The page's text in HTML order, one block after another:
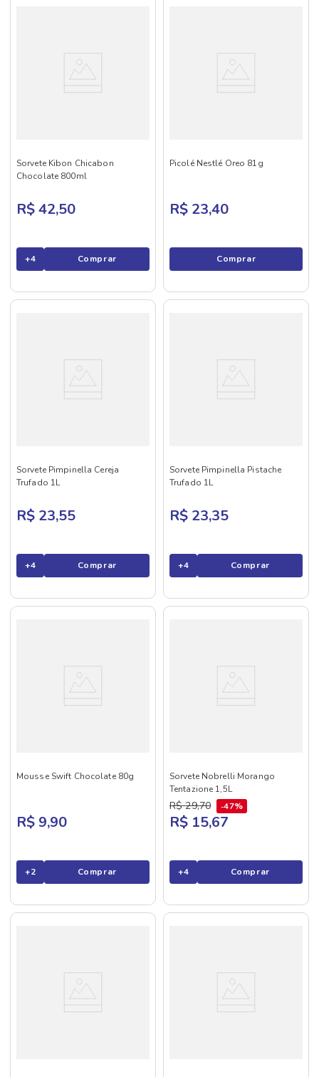
Sorvete Kibon Chicabon
Chocolate 800ml
R$ 42,50
+4 Comprar
Picolé Nestlé Oreo 81g
R$ 23,40
Comprar
Sorvete Pimpinella Cereja
Trufado 1L
R$ 23,55
+4 Comprar
Sorvete Pimpinella Pistache
Trufado 1L
R$ 23,35
+4 Comprar
Mousse Swift Chocolate 80g
R$ 9,90
+2 Comprar
Sorvete Nobrelli Morango
Tentazione 1,5L
R$ 29,70 47%
R$ 15,67
+4 Comprar